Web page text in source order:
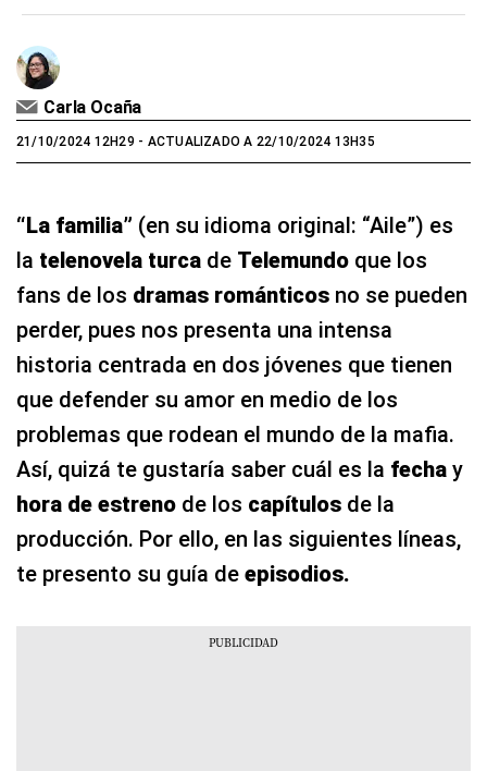
Carla Ocaña
21/10/2024 12H29 - ACTUALIZADO A 22/10/2024 13H35
“La familia” (en su idioma original: “Aile”) es
la telenovela turca de Telemundo que los
fans de los dramas románticos no se pueden
perder, pues nos presenta una intensa
historia centrada en dos jóvenes que tienen
que defender su amor en medio de los
problemas que rodean el mundo de la mafia.
Así, quizá te gustaría saber cuál es la fecha y
hora de estreno de los capítulos de la
producción. Por ello, en las siguientes líneas,
te presento su guía de episodios.